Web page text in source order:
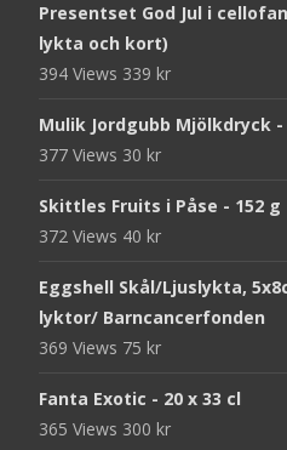
Presentset God Jul i
lykta och kort)
394 Views 339 kr
Mulik Jordgubb Mjölkdryck -
377 Views 30 kr
Skittles Fruits i Påse - 152 g
372 Views 40 kr
Eggshell Skål/Ljuslykta,
lyktor/ Barncancerfonden
369 Views 75 kr
Fanta Exotic - 20 x 33 cl
365 Views 300 kr